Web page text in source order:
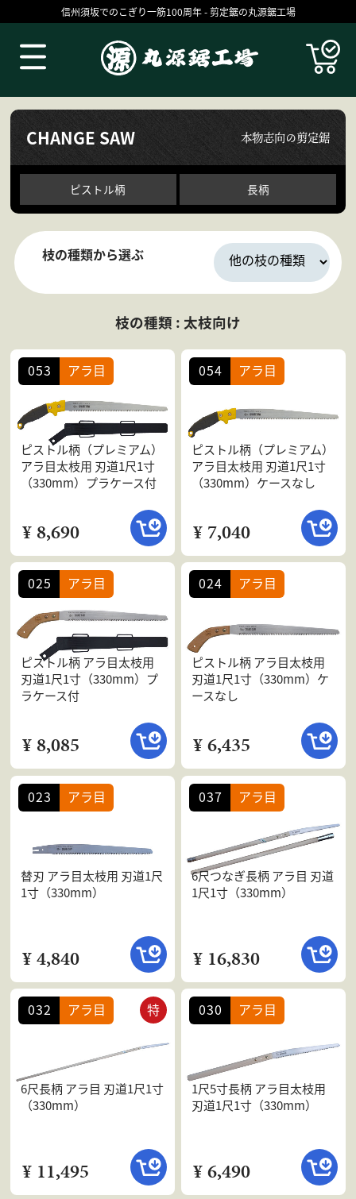
信州須坂でのこぎり一筋100周年 - 剪定鋸の丸源鋸工場
CHANGE SAW 本物志向の剪定鋸
ピストル柄 長柄
枝の種類から選ぶ
枝の種類 : 太枝向け
ピストル柄（プレミアム）
アラ目太枝用 刃道1尺1寸
（330mm）プラケース付
¥ 8,690
053 アラ目
ピストル柄（プレミアム）
アラ目太枝用 刃道1尺1寸
（330mm）ケースなし
¥ 7,040
054 アラ目
ピストル柄 アラ目太枝用
刃道1尺1寸（330mm）プ
ラケース付
¥ 8,085
025 アラ目
ピストル柄 アラ目太枝用
刃道1尺1寸（330mm）ケ
ースなし
¥ 6,435
024 アラ目
替刃 アラ目太枝用 刃道1尺
1寸（330mm）
¥ 4,840
023 アラ目
6尺つなぎ長柄 アラ目 刃道
1尺1寸（330mm）
¥ 16,830
037 アラ目
6尺長柄 アラ目 刃道1尺1寸
（330mm）
¥ 11,495
032 アラ目 特
1尺5寸長柄 アラ目太枝用
刃道1尺1寸（330mm）
¥ 6,490
030 アラ目
Products
コラム ブログ
会社案内 よくある質問
お問合せ 個人情報保護方針